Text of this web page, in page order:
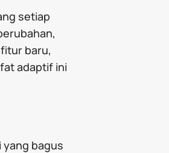
setiap
baru,
adaptif ini
yang bagus